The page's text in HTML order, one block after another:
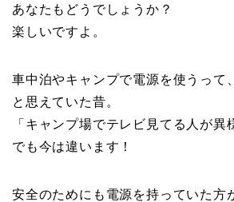
あなたもどうでしょうか？
楽しいですよ。
車中泊やキャンプで電源を使うって
と思えていた昔。
「キャンプ場でテレビ見てる人が異
でも今は違います！
安全のためにも電源を持っていた方